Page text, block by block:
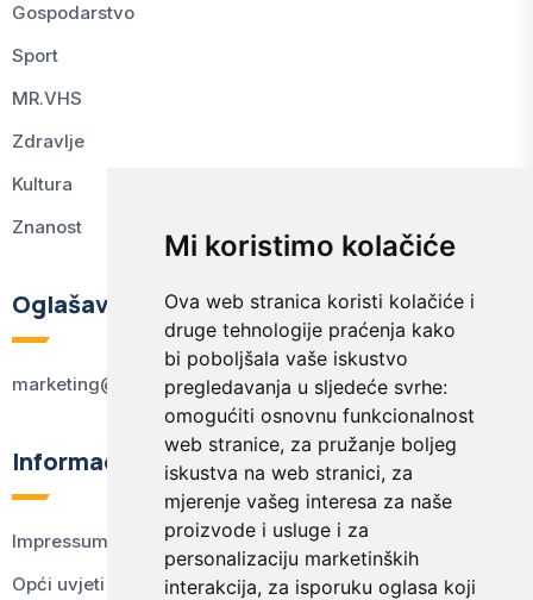
Mi koristimo kolačiće
Ova web stranica koristi kolačiće i
druge tehnologije praćenja kako
bi poboljšala vaše iskustvo
pregledavanja u sljedeće svrhe:
omogućiti osnovnu funkcionalnost
web stranice, za pružanje boljeg
iskustva na web stranici, za
mjerenje vašeg interesa za naše
proizvode i usluge i za
personalizaciju marketinških
interakcija, za isporuku oglasa koji
Gospodarstvo
Sport
MR.VHS
Zdravlje
Kultura
Znanost
Oglašavanje
marketing@kodex.hr
Informacije
Impressum
Opći uvjeti korištenja